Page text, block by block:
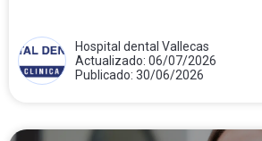
Hospital dental Vallecas
Actualizado: 06/07/2026
Publicado: 30/06/2026